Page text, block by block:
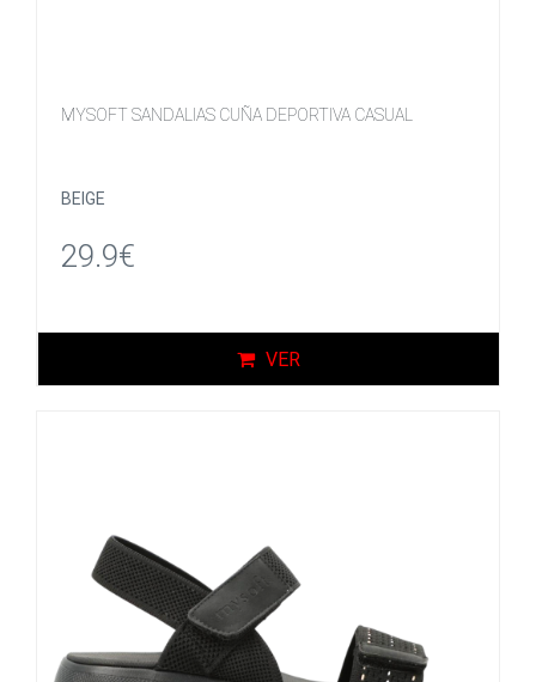
MYSOFT SANDALIAS CUÑA DEPORTIVA CASUAL
BEIGE
29.9€
VER